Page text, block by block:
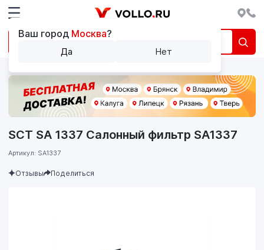
SCT SA 1337 Салонный фильтр SA1337
Артикул: SA1337
Отзывы Поделиться
Ваш город Москва?
Да Нет